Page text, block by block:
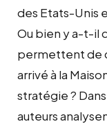
des Etats-Unis
Ou bien y a-t-il
permettent de
arrivé à la
stratégie ?
auteurs